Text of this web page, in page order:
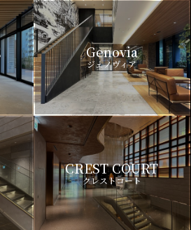
Genovia
ジェノヴィア
CREST COURT
クレストコート